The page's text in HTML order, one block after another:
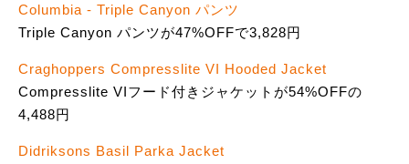
Columbia - Triple Canyon パンツ
Triple Canyon パンツが47%OFFで3,828円
Craghoppers Compresslite VI Hooded Jacket
Compresslite VIフード付きジャケットが54%OFFの
4,488円
Didriksons Basil Parka Jacket